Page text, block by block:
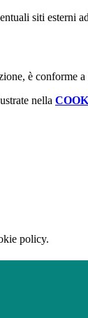
siti esterni
è conforme
nella
policy.